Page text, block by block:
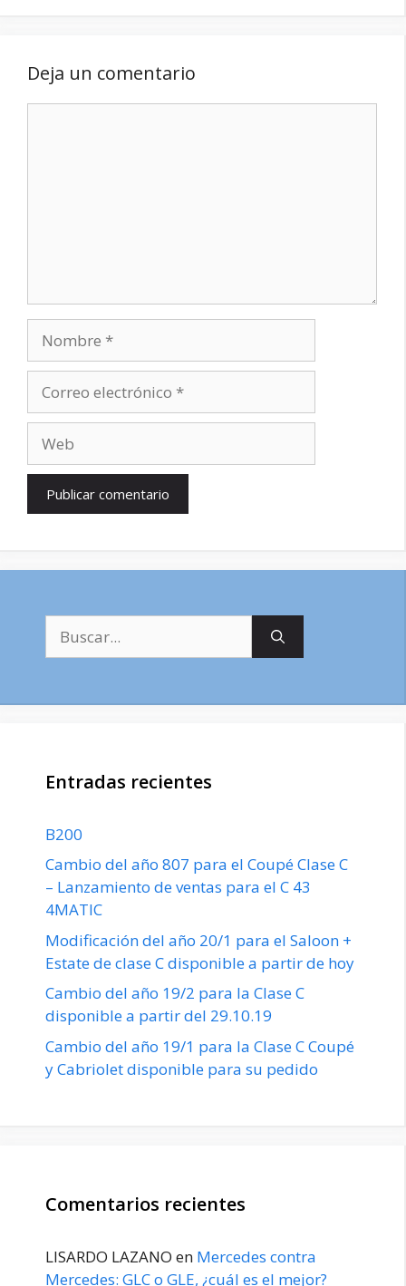
Deja un comentario
electrónico
Entradas recientes
B200
Cambio del año 807 para el Coupé Clase C
– Lanzamiento de ventas para el C 43
4MATIC
Modificación del año 20/1 para el Saloon +
Estate de clase C disponible a partir de hoy
Cambio del año 19/2 para la Clase C
disponible a partir del 29.10.19
Cambio del año 19/1 para la Clase C Coupé
y Cabriolet disponible para su pedido
Comentarios recientes
LISARDO LAZANO en Mercedes contra
Mercedes: GLC o GLE, ¿cuál es el mejor?